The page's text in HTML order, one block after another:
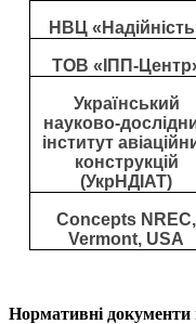
НВЦ
ТОВ «ІПП-
Український
науково-
інститут
конструкцій
(УкрНДІАТ)
Concepts NREC,
Vermont, USA
Нормативні